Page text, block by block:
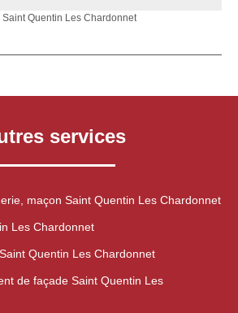
Quentin Les Chardonnet
services
maçon Saint Quentin Les Chardonnet
Les Chardonnet
Quentin Les Chardonnet
de façade Saint Quentin Les